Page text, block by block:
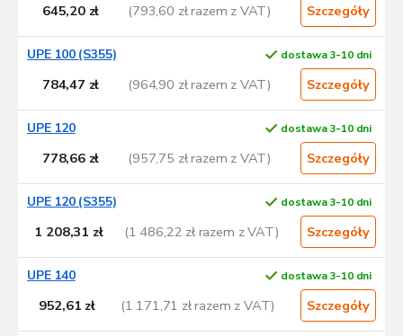
645,20 zł (793,60 zł razem z VAT) Szczegóły
UPE 100 (S355) dostawa 3-10 dni
784,47 zł (964,90 zł razem z VAT) Szczegóły
UPE 120 dostawa 3-10 dni
778,66 zł (957,75 zł razem z VAT) Szczegóły
UPE 120 (S355) dostawa 3-10 dni
1 208,31 zł (1 486,22 zł razem z VAT) Szczegóły
UPE 140 dostawa 3-10 dni
952,61 zł (1 171,71 zł razem z VAT) Szczegóły